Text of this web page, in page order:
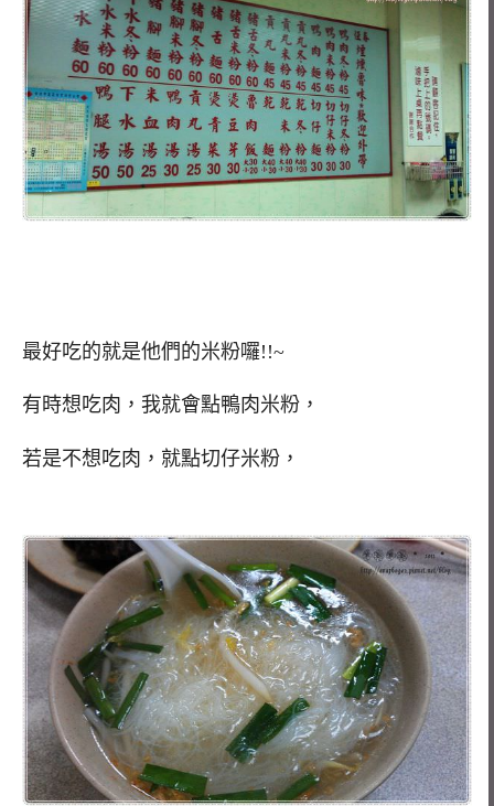
最好吃的就是他們的米粉囉!!~
有時想吃肉，我就會點鴨肉米粉，
若是不想吃肉，就點切仔米粉，